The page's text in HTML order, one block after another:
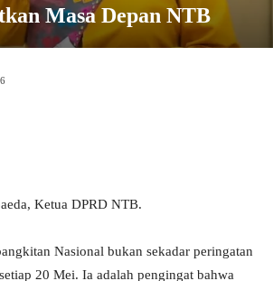
Masa Depan NTB
Ketua DPRD NTB.
Nasional bukan sekadar peringatan
20 Mei. Ia adalah pengingat bahwa